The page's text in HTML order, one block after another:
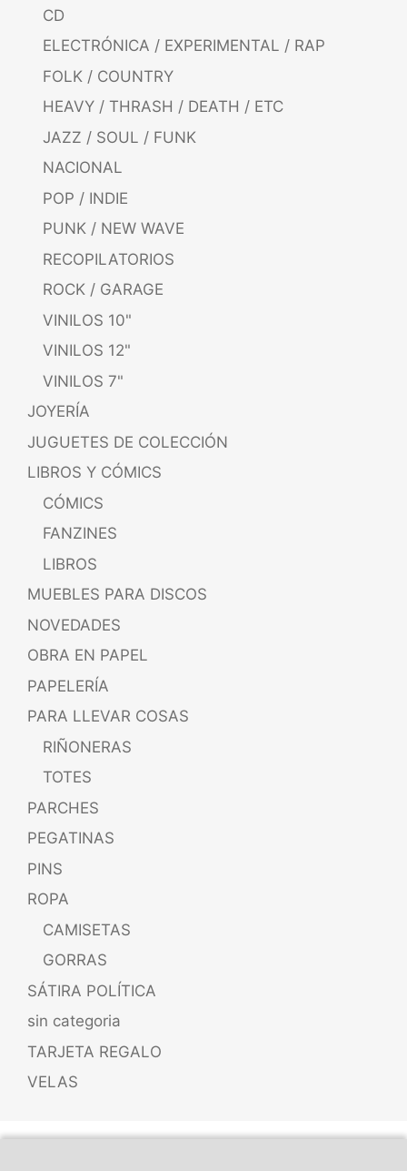
CD
ELECTRÓNICA / EXPERIMENTAL / RAP
FOLK / COUNTRY
HEAVY / THRASH / DEATH / ETC
JAZZ / SOUL / FUNK
NACIONAL
POP / INDIE
PUNK / NEW WAVE
RECOPILATORIOS
ROCK / GARAGE
VINILOS 10"
VINILOS 12"
VINILOS 7"
JOYERÍA
JUGUETES DE COLECCIÓN
LIBROS Y CÓMICS
CÓMICS
FANZINES
LIBROS
MUEBLES PARA DISCOS
NOVEDADES
OBRA EN PAPEL
PAPELERÍA
PARA LLEVAR COSAS
RIÑONERAS
TOTES
PARCHES
PEGATINAS
PINS
ROPA
CAMISETAS
GORRAS
SÁTIRA POLÍTICA
sin categoria
TARJETA REGALO
VELAS